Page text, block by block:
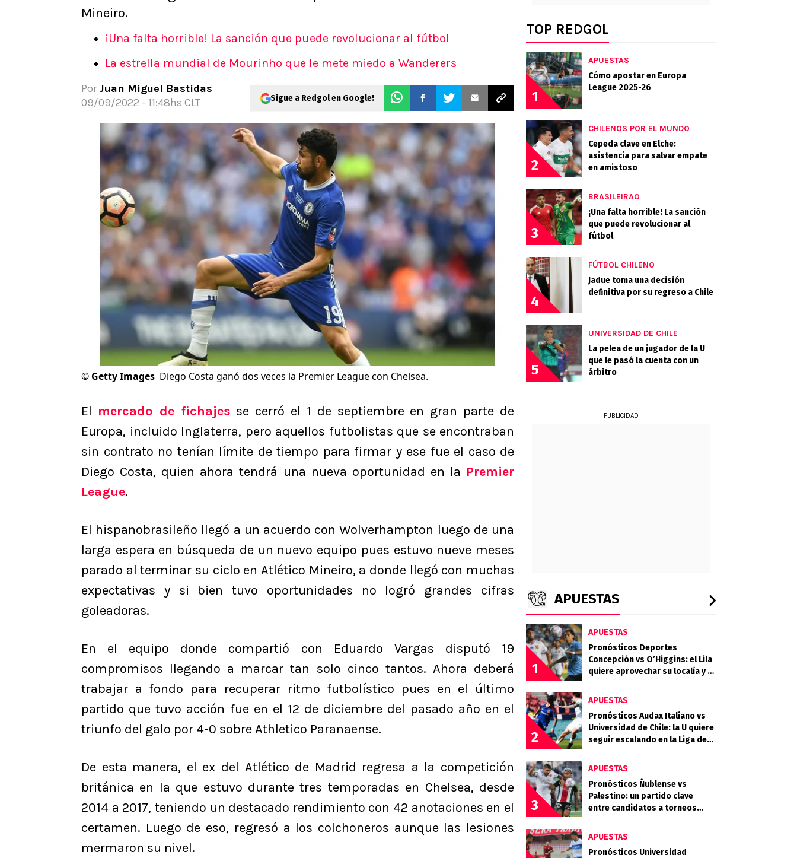
Apuesta del día
Mineiro.
¡Una falta horrible! La sanción que puede revolucionar al fútbol
La estrella mundial de Mourinho que le mete miedo a Wanderers
Por Juan Miguel Bastidas
09/09/2022 - 11:48hs CLT
Sigue a Redgol en Google!
© Getty Images Diego Costa ganó dos veces la Premier League con Chelsea.
El mercado de fichajes se cerró el 1 de septiembre en gran parte de
Europa, incluido Inglaterra, pero aquellos futbolistas que se encontraban
sin contrato no tenían límite de tiempo para firmar y ese fue el caso de
Diego Costa, quien ahora tendrá una nueva oportunidad en la Premier
League.
El hispanobrasileño llegó a un acuerdo con Wolverhampton luego de una
larga espera en búsqueda de un nuevo equipo pues estuvo nueve meses
parado al terminar su ciclo en Atlético Mineiro, a donde llegó con muchas
expectativas y si bien tuvo oportunidades no logró grandes cifras
goleadoras.
En el equipo donde compartió con Eduardo Vargas disputó 19
compromisos llegando a marcar tan solo cinco tantos. Ahora deberá
trabajar a fondo para recuperar ritmo futbolístico pues en el último
partido que tuvo acción fue en el 12 de diciembre del pasado año en el
triunfo del galo por 4-0 sobre Athletico Paranaense.
De esta manera, el ex del Atlético de Madrid regresa a la competición
británica en la que estuvo durante tres temporadas en Chelsea, desde
2014 a 2017, teniendo un destacado rendimiento con 42 anotaciones en el
certamen. Luego de eso, regresó a los colchoneros aunque las lesiones
mermaron su nivel.
TOP REDGOL
1
APUESTAS
Cómo apostar en Europa
League 2025-26
2
CHILENOS POR EL MUNDO
Cepeda clave en Elche:
asistencia para salvar empate
en amistoso
3
BRASILEIRAO
¡Una falta horrible! La sanción
que puede revolucionar al
fútbol
4
FÚTBOL CHILENO
Jadue toma una decisión
definitiva por su regreso a Chile
5
UNIVERSIDAD DE CHILE
La pelea de un jugador de la U
que le pasó la cuenta con un
árbitro
PUBLICIDAD
APUESTAS
1
APUESTAS
Pronósticos Deportes
Concepción vs O’Higgins: el Lila
quiere aprovechar su localía y el
2
APUESTAS
Pronósticos Audax Italiano vs
Universidad de Chile: la U quiere
seguir escalando en la Liga de
3
APUESTAS
Pronósticos Ñublense vs
Palestino: un partido clave
entre candidatos a torneos
APUESTAS
Pronósticos Universidad